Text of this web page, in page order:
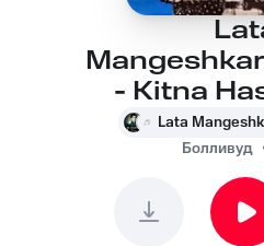
- Kitna
Lata
Болливуд